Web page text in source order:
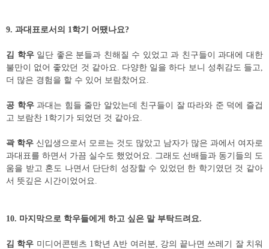
9. 과대표로서의 1학기 어땠나요?
김 학우 일단 좋은 분들과 친해질 수 있었고 과 친구들이 과대에 대한
불만이 없어 좋았던 것 같아요. 다양한 일을 하다 보니 성취감도 들고,
더 많은 경험을 할 수 있어 보람찼어요.
공 학우과대는 힘들 줄만 알았는데 친구들이 잘 따라와 준 덕에 즐겁
고 보람찬 1학기가 되었던 것 같아요.
곽 학우 신입생으로서 모르는 것도 많았고 남자가 많은 과에서 여자로
과대표를 하면서 가끔 실수도 했었어요. 그래도 선배들과 동기들의 도
움을 받고 혼도 나면서 단단히 성장할 수 있었던 한 학기였던 것 같아
서 뜻깊은 시간이었어요.
10. 마지막으로 학우들에게 하고 싶은 말 부탁드려요.
김 학우 미디어콘텐츠 1학년A반 여러분, 강의 끝나면 쓰레기 잘 치워